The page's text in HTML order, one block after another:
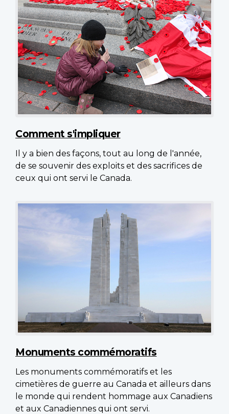
Comment s'impliquer
Il y a bien des façons, tout au long de l'année,
de se souvenir des exploits et des sacrifices de
ceux qui ont servi le Canada.
Monuments commémoratifs
Les monuments commémoratifs et les
cimetières de guerre au Canada et ailleurs dans
le monde qui rendent hommage aux Canadiens
et aux Canadiennes qui ont servi.